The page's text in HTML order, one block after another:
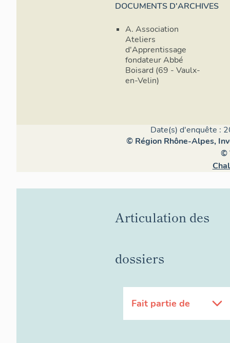
DOCUMENTS D'ARCHIVES
A. Association
Ateliers
d'Apprentissage
fondateur Abbé
Boisard (69 - Vaulx-
en-Velin)
Date(s) d'enquête :
© Région Rhône-Alpes,
©
Articulation des
dossiers
Fait partie de